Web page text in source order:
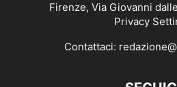
Firenze, Via Giovanni
Privacy
Contattaci: